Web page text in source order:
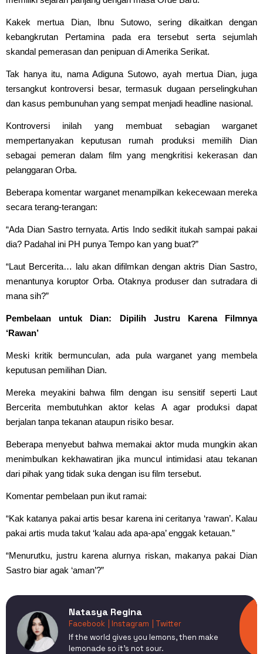
Kakek mertua Dian, Ibnu Sutowo, sering dikaitkan dengan
kebangkrutan Pertamina pada era tersebut serta sejumlah
skandal pemerasan dan penipuan di Amerika Serikat.
Tak hanya itu, nama Adiguna Sutowo, ayah mertua Dian, juga
tersangkut kontroversi besar, termasuk dugaan perselingkuhan
dan kasus pembunuhan yang sempat menjadi headline nasional.
Kontroversi inilah yang membuat sebagian warganet
mempertanyakan keputusan rumah produksi memilih Dian
sebagai pemeran dalam film yang mengkritisi kekerasan dan
pelanggaran Orba.
Beberapa komentar warganet menampilkan kekecewaan mereka
secara terang-terangan:
“Ada Dian Sastro ternyata. Artis Indo sedikit itukah sampai pakai
dia? Padahal ini PH punya Tempo kan yang buat?”
“Laut Bercerita… lalu akan difilmkan dengan aktris Dian Sastro,
menantunya koruptor Orba. Otaknya produser dan sutradara di
mana sih?”
Pembelaan untuk Dian: Dipilih Justru Karena Filmnya
‘Rawan’
Meski kritik bermunculan, ada pula warganet yang membela
keputusan pemilihan Dian.
Mereka meyakini bahwa film dengan isu sensitif seperti Laut
Bercerita membutuhkan aktor kelas A agar produksi dapat
berjalan tanpa tekanan ataupun risiko besar.
Beberapa menyebut bahwa memakai aktor muda mungkin akan
menimbulkan kekhawatiran jika muncul intimidasi atau tekanan
dari pihak yang tidak suka dengan isu film tersebut.
Komentar pembelaan pun ikut ramai:
“Kak katanya pakai artis besar karena ini ceritanya ‘rawan’. Kalau
pakai artis muda takut ‘kalau ada apa-apa’ enggak ketauan.”
“Menurutku, justru karena alurnya riskan, makanya pakai Dian
Sastro biar agak ‘aman’?”
Natasya Regina
Facebook | Instagram
| Twitter
If the world gives you lemons, then make
lemonade so it's not sour.